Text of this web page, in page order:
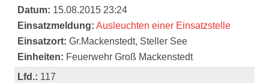
Datum: 15.08.2015 23:24
Einsatzmeldung: Ausleuchten einer Einsatzstelle
Einsatzort: Gr.Mackenstedt, Steller See
Einheiten: Feuerwehr Groß Mackenstedt
Lfd.: 117